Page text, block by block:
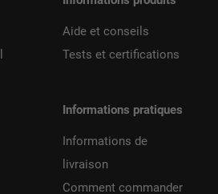
Aide et conseils
Tests et certifications
Informations pratiques
Informations de
livraison
Comment commander